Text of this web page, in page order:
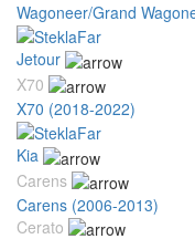
Wagoneer/Grand
Jetour
X70
X70 (2018-2022)
Kia
Carens
Carens (2006-2013)
Cerato